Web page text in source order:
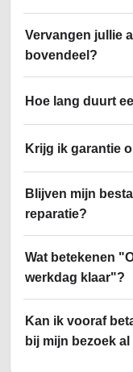
Vervangen jullie
bovendeel?
Hoe lang duurt
Krijg ik garantie
Blijven mijn
reparatie?
Wat betekenen
werkdag klaar"?
Kan ik vooraf
bij mijn bezoek